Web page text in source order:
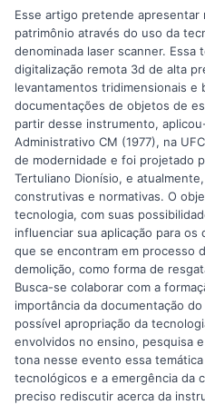
Esse artigo pretende
patrimônio através do uso da
denominada laser scanner. Essa
digitalização remota 3d de alta
levantamentos tridimensionais e
documentações de objetos de
partir desse instrumento,
Administrativo CM (1977), na
de modernidade e foi projetado
Tertuliano Dionísio, e
construtivas e normativas. O
tecnologia, com suas
influenciar sua aplicação para
que se encontram em processo
demolição, como forma de
Busca-se colaborar com a
importância da documentação
possível apropriação da
envolvidos no ensino, pesquisa
tona nesse evento essa
tecnológicos e a emergência da
preciso rediscutir acerca da